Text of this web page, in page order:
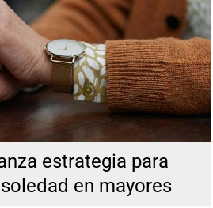
estrategia para
en mayores